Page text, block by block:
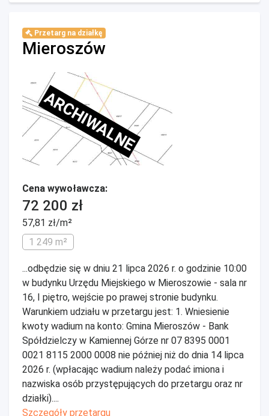
Przetarg na działkę
Mieroszów
ARCHIWALNE
Cena wywoławcza:
72 200 zł
57,81 zł/m²
1 249 m²
...odbędzie się w dniu 21 lipca 2026 r. o godzinie 10:00
w budynku Urzędu Miejskiego w Mieroszowie - sala nr
16, I piętro, wejście po prawej stronie budynku.
Warunkiem udziału w przetargu jest: 1. Wniesienie
kwoty wadium na konto: Gmina Mieroszów - Bank
Spółdzielczy w Kamiennej Górze nr 07 8395 0001
0021 8115 2000 0008 nie później niż do dnia 14 lipca
2026 r. (wpłacając wadium należy podać imiona i
nazwiska osób przystępujących do przetargu oraz nr
działki)....
Szczegóły przetargu